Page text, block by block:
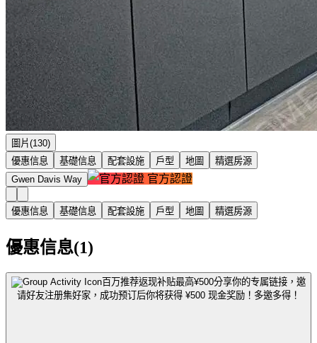
圖片(130)
優惠信息
基礎信息 配套設施 戶型 地圖
精選房源
Gwen Davis Way
官方認證
優惠信息 基礎信息 配套設施 戶型 地圖 精選房源
優惠信息(1)
百万推荐返现补贴最高¥500分享你的专属链接，邀
请好友注册集好家，成功预订后你将获得 ¥500 现金奖励！多邀多得！